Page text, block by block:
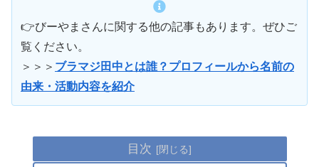
👉びーやまさんに関する他の記事もあります。ぜひご
覧ください。
＞＞＞ ブラマジ田中とは誰？プロフィールから名前の
由来・活動内容を紹介
目次